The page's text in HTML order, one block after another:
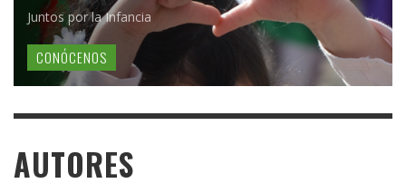
Juntos por la Infancia
CONÓCENOS
AUTORES